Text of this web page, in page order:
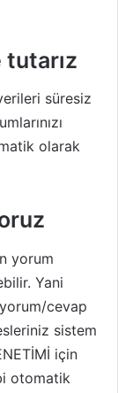
süresiz
olarak
yorum
Yani
cevap
sistem
için
otomatik